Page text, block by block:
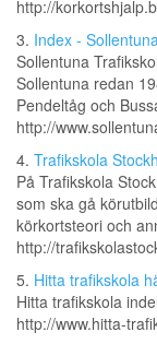
http://
3. Index -
Sollentuna
Sollentuna redan
Pendeltåg och
http://
4. Trafikskola
På Trafikskola
som ska gå
körkortsteori och
http://
5. Hitta trafikskola
Hitta trafikskola
http://www.hitta-